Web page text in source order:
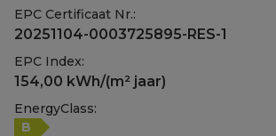
EPC Certificaat Nr.:
20251104-0003725895-RES-1
EPC Index:
154,00 kWh/(m² jaar)
EnergyClass:
B